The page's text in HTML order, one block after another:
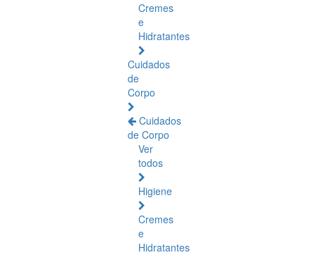
Cremes
e
Hidratantes
Cuidados
de
Corpo
Cuidados
de Corpo
Ver
todos
Higiene
Cremes
e
Hidratantes